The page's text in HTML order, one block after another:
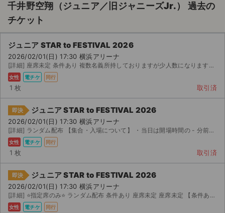
お知らせ
サイト情報
千井野空翔（ジュニア／旧ジャニーズJr.） 過去の
チケット
ジュニア STAR to FESTIVAL 2026
2026/02/01(日) 17:30 横浜アリーナ
[詳細] 座席未定 条件あり 複数名義所持しておりますが少人数になります。ご購入様はお座席を選択すること...
女性 電チケ 同行
1 枚 取引済
即決 ジュニア STAR to FESTIVAL 2026
2026/02/01(日) 17:30 横浜アリーナ
[詳細] ランダム配布 【集合・入場について】 ・当日は開場時間の - 分前を目安に、会場付近の指定...
女性 電チケ 同行
1 枚 取引済
即決 ジュニア STAR to FESTIVAL 2026
2026/02/01(日) 17:30 横浜アリーナ
[詳細] ⭐️指定席のみ⭐️ ランダム配布 条件あり 座席未定 座席未定 【条件あり 複数名義所持 ラン...
女性 電チケ 同行